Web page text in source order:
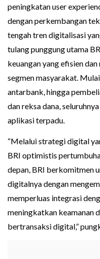
peningkatan user
dengan perkembangan
tengah tren digitalisasi
tulang punggung utama
keuangan yang efisien
segmen masyarakat.
antarbank, hingga
dan reksa dana,
aplikasi terpadu.
“Melalui strategi digital
BRI optimistis
depan, BRI berkomitmen
digitalnya dengan
memperluas integrasi
meningkatkan keamanan
bertransaksi digital,”